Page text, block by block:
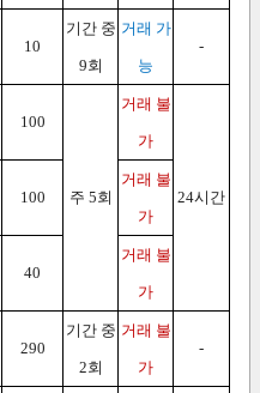
10
기간 중
9회
거래 가
능
-
100
주 5회
거래 불
가
24시간
100
거래 불
가
40
거래 불
가
290
기간 중
2회
거래 불
가
-